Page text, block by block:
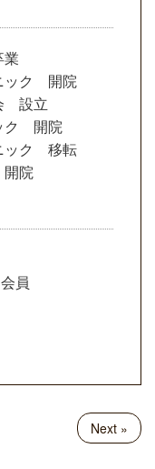
ック 開院
設立
ク 開院
ック 移転
院
員
Next »